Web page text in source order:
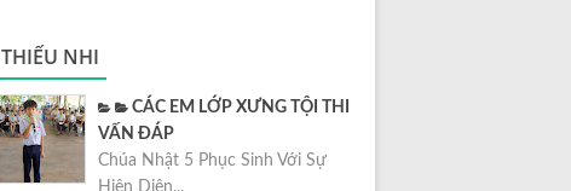
THIẾU NHI
CÁC EM LỚP XƯNG TỘI THI
VẤN ĐÁP
Chúa Nhật 5 Phục Sinh Với Sự
Hiện Diện...